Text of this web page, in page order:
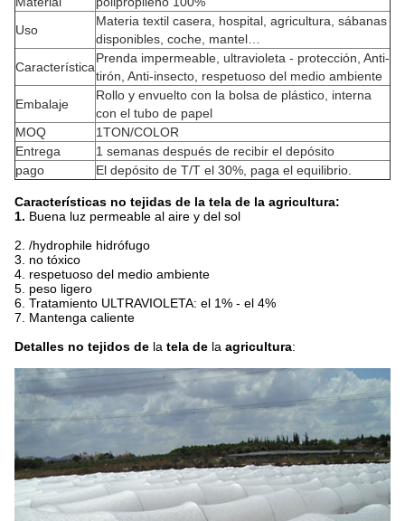
Uso
Materia textil casera, hospital, agricultura, sábanas
disponibles, coche, mantel…
Característica
Prenda impermeable, ultravioleta - protección, Anti-
tirón, Anti-insecto, respetuoso del medio ambiente
Embalaje
Rollo y envuelto con la bolsa de plástico, interna
con el tubo de papel
MOQ
1TON/COLOR
Entrega
1 semanas después de recibir el depósito
pago
El depósito de T/T el 30%, paga el equilibrio.
Características no tejidas de la tela de la agricultura:
1. Buena luz permeable al aire y del sol
2. /hydrophile hidrófugo
3. no tóxico
4. respetuoso del medio ambiente
5. peso ligero
6. Tratamiento ULTRAVIOLETA: el 1% - el 4%
7. Mantenga caliente
Detalles no tejidos de la tela de la agricultura: